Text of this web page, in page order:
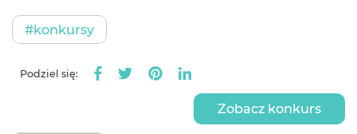
#konkursy
Podziel się:
Zobacz konkurs